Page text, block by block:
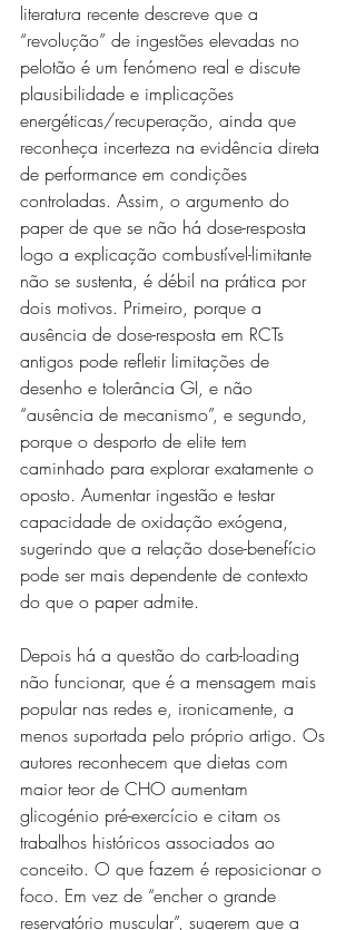
literatura recente descreve que a
“revolução” de ingestões elevadas no
pelotão é um fenómeno real e discute
plausibilidade e implicações
energéticas/recuperação, ainda que
reconheça incerteza na evidência direta
de performance em condições
controladas. Assim, o argumento do
paper de que se não há dose-resposta
logo a explicação combustível-limitante
não se sustenta, é débil na prática por
dois motivos. Primeiro, porque a
ausência de dose-resposta em RCTs
antigos pode refletir limitações de
desenho e tolerância GI, e não
“ausência de mecanismo”, e segundo,
porque o desporto de elite tem
caminhado para explorar exatamente o
oposto. Aumentar ingestão e testar
capacidade de oxidação exógena,
sugerindo que a relação dose-benefício
pode ser mais dependente de contexto
do que o paper admite.
Depois há a questão do carb-loading
não funcionar, que é a mensagem mais
popular nas redes e, ironicamente, a
menos suportada pelo próprio artigo. Os
autores reconhecem que dietas com
maior teor de CHO aumentam
glicogénio pré-exercício e citam os
trabalhos históricos associados ao
conceito. O que fazem é reposicionar o
foco. Em vez de “encher o grande
reservatório muscular”, sugerem que a